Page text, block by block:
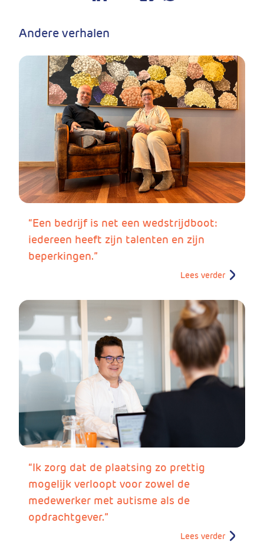
Andere verhalen
“Een bedrijf is net een wedstrijdboot:
iedereen heeft zijn talenten en zijn
beperkingen.”
Lees verder
“Ik zorg dat de plaatsing zo prettig
mogelijk verloopt voor zowel de
medewerker met autisme als de
opdrachtgever.”
Lees verder